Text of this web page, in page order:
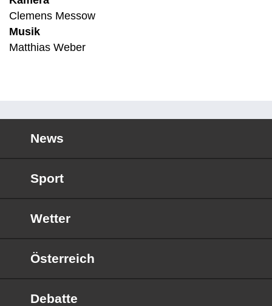
Clemens Messow
Musik
Matthias Weber
News
Sport
Wetter
Österreich
Debatte